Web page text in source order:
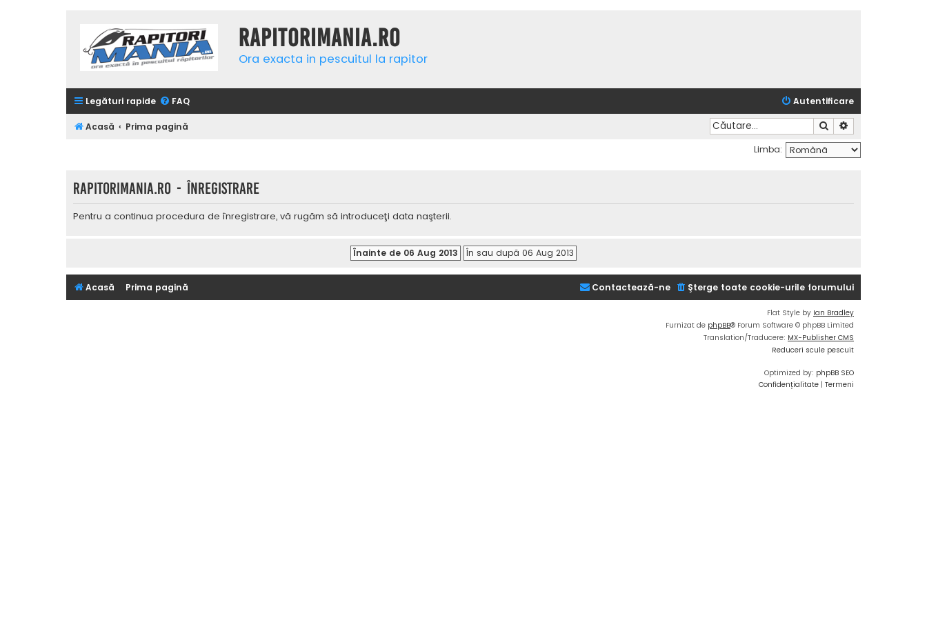
Rapitorimania.ro
Ora exacta in pescuitul la rapitor
Legături rapide FAQ Autentificare
Acasă Prima pagină Căutare
Limba:
Rapitorimania.ro - Înregistrare
Pentru a continua procedura de înregistrare, vă rugăm să introduceţi data naşterii.
Acasă Prima pagină Şterge toate cookie-urile forumului
Contactează-ne
Flat Style by Ian Bradley
Furnizat de phpBB® Forum Software © phpBB Limited
Translation/Traducere: MX-Publisher CMS
Reduceri scule pescuit
Optimized by: phpBB SEO
Confidențialitate | Termeni